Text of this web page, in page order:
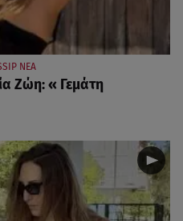
ΝΕΑ
Ζώη: « Γεμάτη